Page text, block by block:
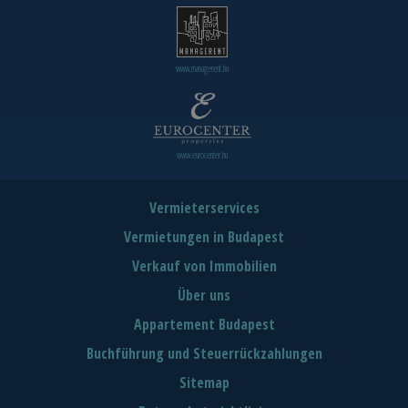
www.managerent.hu
www.eurocenter.hu
Vermieterservices
Vermietungen in Budapest
Verkauf von Immobilien
Über uns
Appartement Budapest
Buchführung und Steuerrückzahlungen
Sitemap